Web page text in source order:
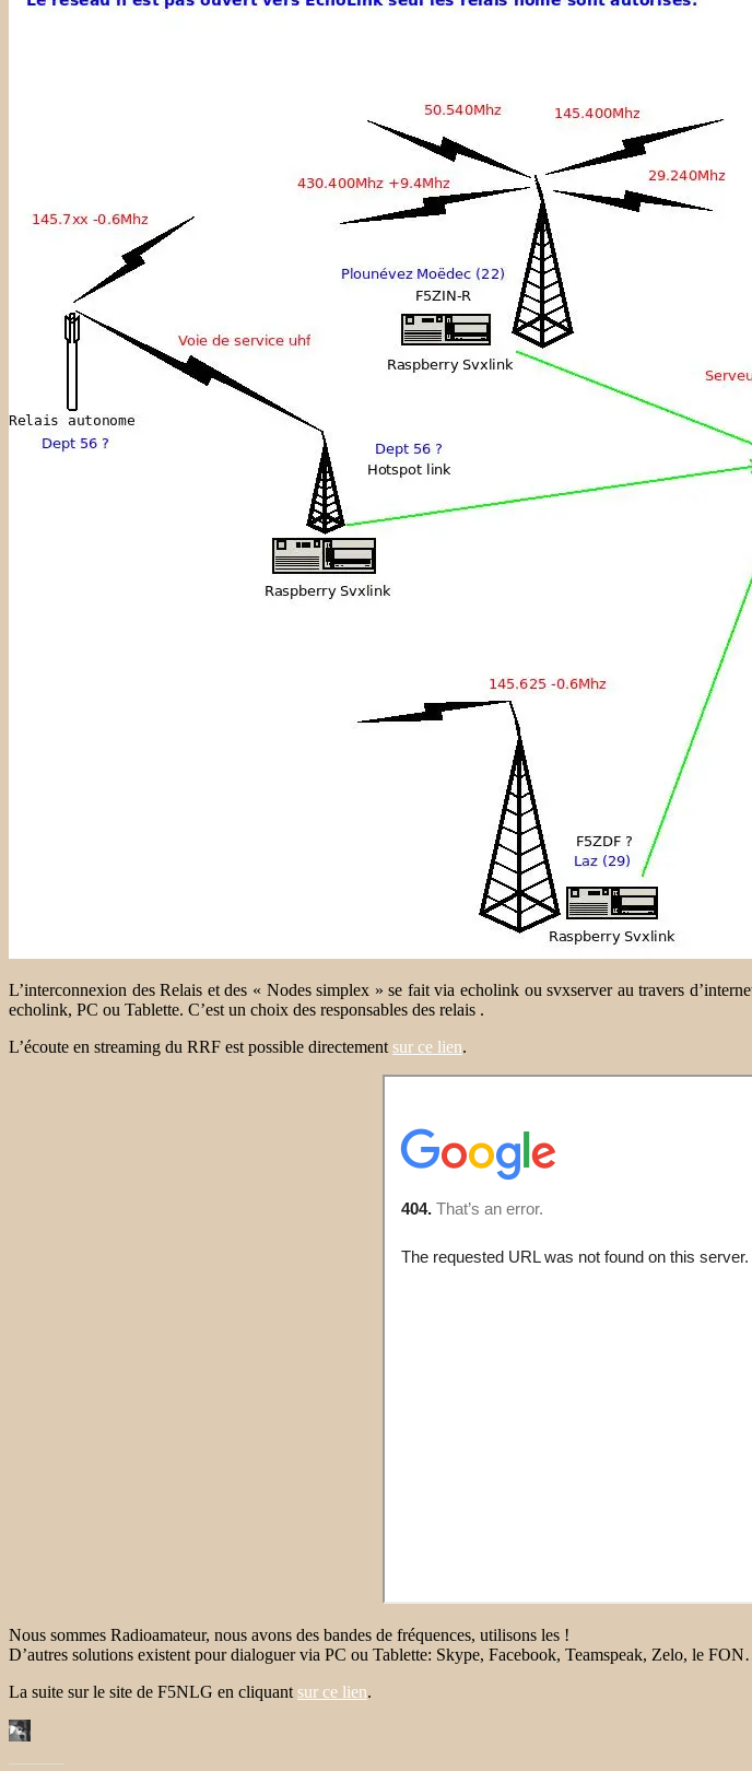
L’interconnexion des Relais et des « Nodes simplex » se fait via echolink ou svxserver au travers
echolink, PC ou Tablette. C’est un choix des responsables des relais .
L’écoute en streaming du RRF est possible directement sur ce lien.
Nous sommes Radioamateur, nous avons des bandes de fréquences, utilisons les !
D’autres solutions existent pour dialoguer via PC ou Tablette: Skype, Facebook, Teamspeak, Zelo, le
La suite sur le site de F5NLG en cliquant sur ce lien.